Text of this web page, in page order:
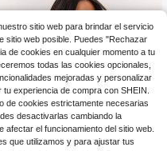
sitio web para brindar el servicio
sitio web posible. Puedes "Rechazar
de cookies en cualquier momento a tu
todas las cookies opcionales,
mejoradas y personalizar
experiencia de compra con SHEIN.
de cookies estrictamente necesarias
desactivarlas cambiando la
el funcionamiento del sitio web.
que utilizamos y para ajustar tus